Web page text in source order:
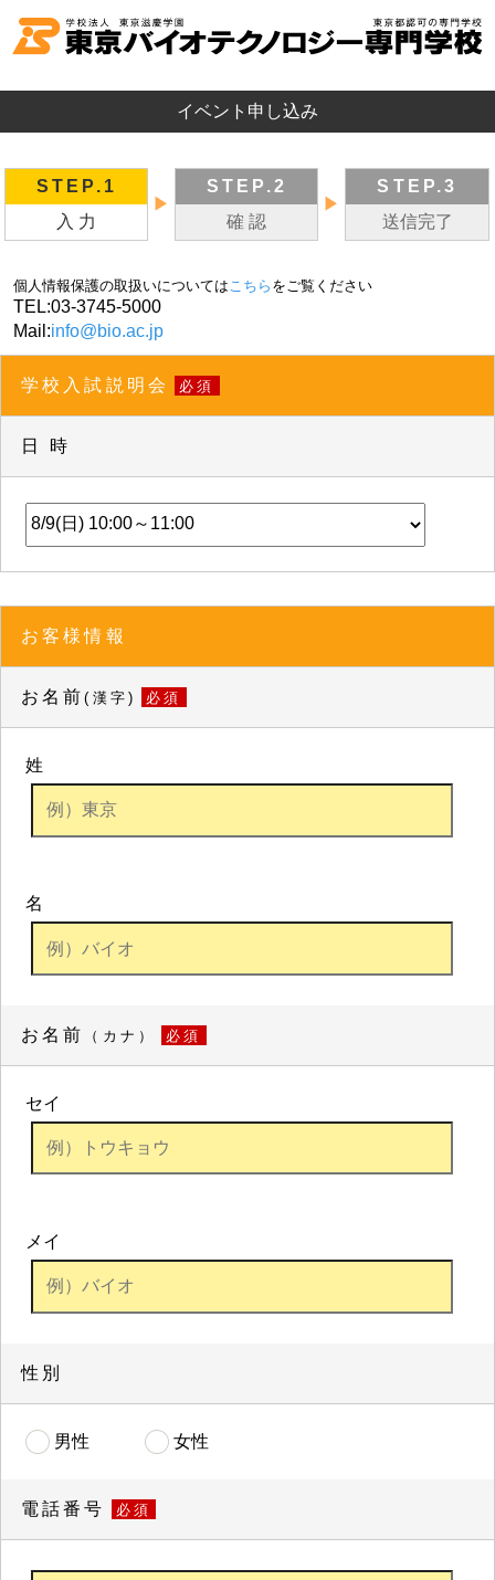
イベント申し込み
STEP.1
入 力
▶
STEP.2
確 認
▶
STEP.3
送信完了
個人情報保護の取扱いについてはこちら をご覧ください
TEL:03-3745-5000
Mail:info@bio.ac.jp
学校入試説明会 必須
日 時
お客様情報
お名前(漢字) 必須
姓
名
お名前 （カナ） 必須
セイ
メイ
性別
男性 女性
電話番号 必須